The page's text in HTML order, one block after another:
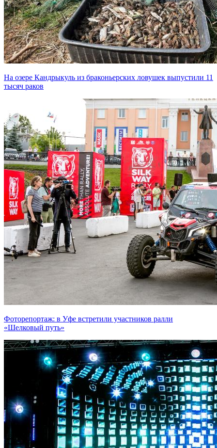
На озере Кандрыкуль из браконьерских ловушек выпустили 11
тысяч раков
Фоторепортаж: в Уфе встретили участников ралли
«Шелковый путь»